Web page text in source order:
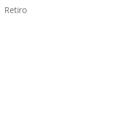
Retiro